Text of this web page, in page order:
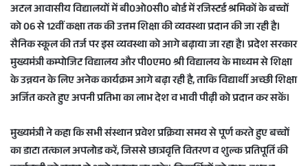
अटल आवासीय विद्यालयों में बी0ओ0सी0 बोर्ड में रजिस्टर्ड श्रमिकों के बच्चों
को 06 से 12वीं कक्षा तक की उत्तम शिक्षा की व्यवस्था प्रदान की जा रही है।
सैनिक स्कूल की तर्ज पर इस व्यवस्था को आगे बढ़ाया जा रहा है। प्रदेश सरकार
मुख्यमंत्री कम्पोजिट विद्यालय और पी0एम0 श्री विद्यालय के माध्यम से शिक्षा
के उन्नयन के लिए अनेक कार्यक्रम आगे बढ़ा रही है, ताकि विद्यार्थी अच्छी शिक्षा
अर्जित करते हुए अपनी प्रतिभा का लाभ देश व भावी पीढ़ी को प्रदान कर सकें।
मुख्यमंत्री ने कहा कि सभी संस्थान प्रवेश प्रक्रिया समय से पूर्ण करते हुए बच्चों
का डाटा तत्काल अपलोड करें, जिससे छात्रवृत्ति वितरण व शुल्क प्रतिपूर्ति की